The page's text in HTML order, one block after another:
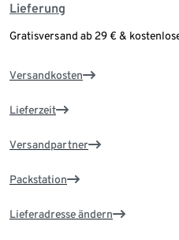
Lieferung
Gratisversand ab 29 € &
Versandkosten
Lieferzeit
Versandpartner
Packstation
Lieferadresse ändern